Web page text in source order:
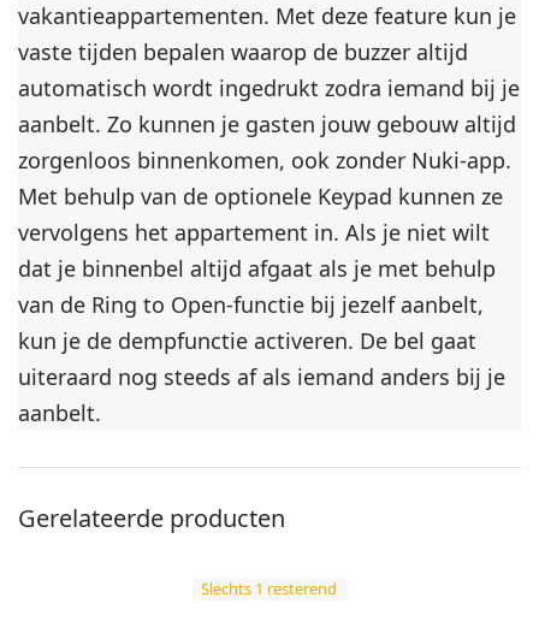
vakantieappartementen. Met deze feature kun je
vaste tijden bepalen waarop de buzzer altijd
automatisch wordt ingedrukt zodra iemand bij je
aanbelt. Zo kunnen je gasten jouw gebouw altijd
zorgenloos binnenkomen, ook zonder Nuki-app.
Met behulp van de optionele Keypad kunnen ze
vervolgens het appartement in. Als je niet wilt
dat je binnenbel altijd afgaat als je met behulp
van de Ring to Open-functie bij jezelf aanbelt,
kun je de dempfunctie activeren. De bel gaat
uiteraard nog steeds af als iemand anders bij je
aanbelt.
Gerelateerde producten
Slechts 1 resterend